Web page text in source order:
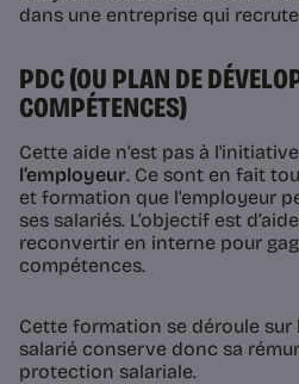
dans une entreprise qui
PDC (OU PLAN DE
COMPÉTENCES)
Cette aide n’est pas à
l’employeur. Ce sont en fait
et formation que l’employeur
ses salariés. L’objectif est
reconvertir en interne pour
compétences.
Cette formation se déroule sur
salarié conserve donc sa
protection salariale.